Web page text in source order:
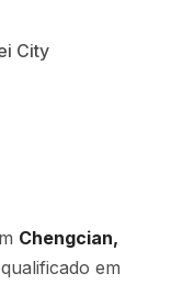
City
Chengcian,
em